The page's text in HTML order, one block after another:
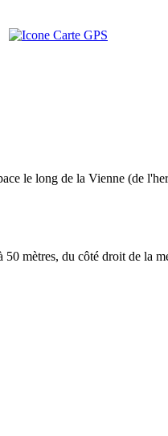
le long de la Vienne (de
mètres, du côté droit de la